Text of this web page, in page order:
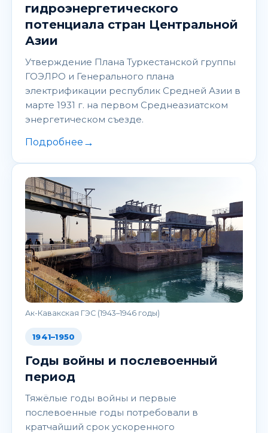
гидроэнергетического
потенциала стран Центральной
Азии
Утверждение Плана Туркестанской группы
ГОЭЛРО и Генерального плана
электрификации республик Средней Азии в
марте 1931 г. на первом Среднеазиатском
энергетическом съезде.
Подробнее →
Ак-Кавакская ГЭС (1943–1946 годы)
1941–1950
Годы войны и послевоенный
период
Тяжёлые годы войны и первые
послевоенные годы потребовали в
кратчайший срок ускоренного